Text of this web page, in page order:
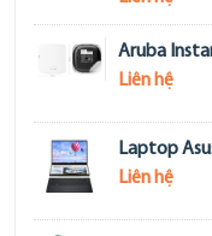
Aruba
Liên hệ
Laptop
Liên hệ